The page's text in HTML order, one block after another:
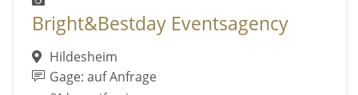
Bright&Bestday Eventsagency
Hildesheim
Gage: auf Anfrage